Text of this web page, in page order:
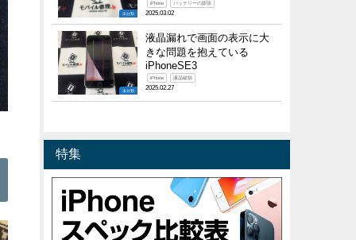
未分類
iPhone バッテリーの膨張
2025.03.02
未分類
液晶漏れで画面の表示に大
きな問題を抱えている
iPhoneSE3
iPhone 液晶破損
2025.02.27
特集